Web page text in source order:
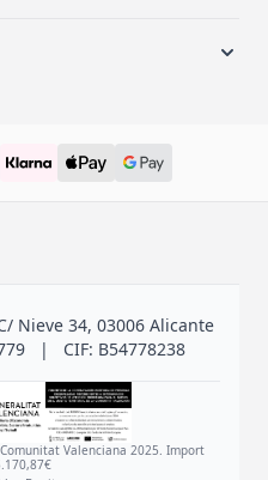
Nieve 34, 03006 Alicante
| CIF: B54778238
Valenciana 2025. Import